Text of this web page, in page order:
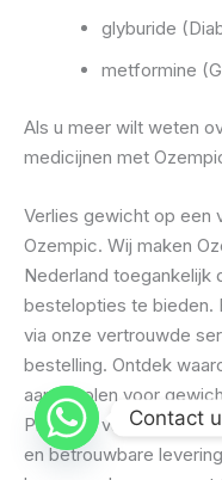
glyburide
metformine
Als u meer wilt weten
medicijnen met
Verlies gewicht op een
Ozempic. Wij maken
Nederland toegankelijk
bestelopties te bieden.
via onze vertrouwde
bestelling. Ontdek
aanbevolen voor
Profiteer van scherpe
en betrouwbare
Contact